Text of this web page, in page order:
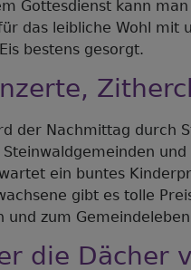
Gottesdienst kann
das leibliche Wohl mit
bestens gesorgt.
der Nachmittag durch
Steinwaldgemeinden
ein buntes
gibt es tolle
und zum
die Dächer